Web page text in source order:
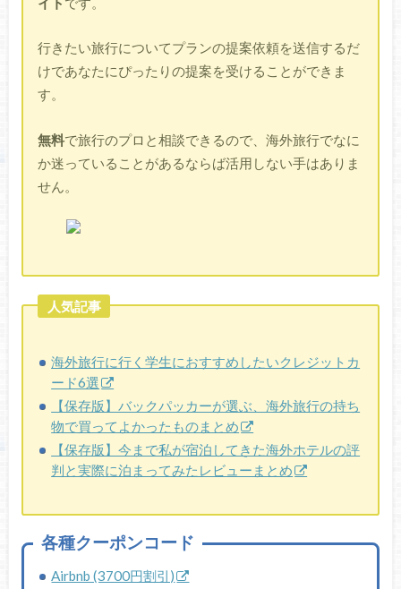
行きたい旅行についてプランの提案依頼を送信するだ
けであなたにぴったりの提案を受けることができま
す。
無料で旅行のプロと相談できるので、海外旅行でなに
か迷っていることがあるならば活用しない手はありま
せん。
人気記事
海外旅行に行く学生におすすめしたいクレジットカ
ード6選
【保存版】バックパッカーが選ぶ、海外旅行の持ち
物で買ってよかったものまとめ
【保存版】今まで私が宿泊してきた海外ホテルの評
判と実際に泊まってみたレビューまとめ
各種クーポンコード
Airbnb (3700円割引)